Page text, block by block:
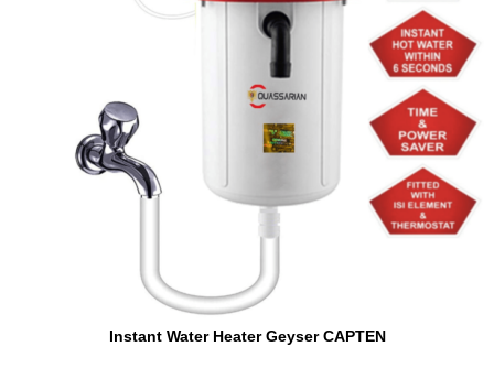
Instant Water Heater Geyser CAPTEN